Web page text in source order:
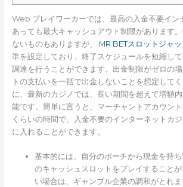
Web プレイワーカーでは、最高の入金不要イン
あっても最大キャッシュアウト制限があります
ないものもありますが、 MR BETスロットジャッ
準を設定しており、終了スケジュールを短縮し
調達を行うことができます。出金制限がゼロの
トの支払いを一括で出金しないことを想定して
に、最新のカジノでは、長い期間を超えて増額
能です。簡単に言うと、マーチャントアカウン
くらいの時間で、入金不要のインターネットカ
に入れることができます。
基本的には、自分のポーチから現金を持
のキャッシュスロットをプレイすること
い場合は、ギャンブル企業の調和がとれま